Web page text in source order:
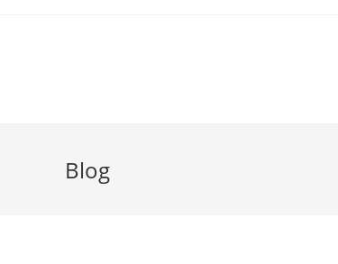
Blog